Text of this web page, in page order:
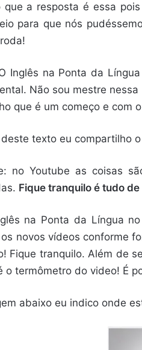
que a resposta é essa
para que nós
Inglês na Ponta da
Não sou mestre
que é um começo e com
texto eu compartilho
no Youtube as coisas
Fique tranquilo é tudo
na Ponta da Língua
novos vídeos conforme
Fique tranquilo. Além de
o termômetro do video! É
abaixo eu indico onde